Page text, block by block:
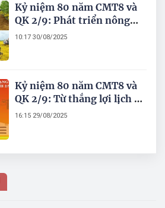
Kỷ niệm 80 năm CMT8 và
QK 2/9: Phát triển nông
nghiệp, nông dân, nông
10:17 30/08/2025
Kỷ niệm 80 năm CMT8 và
QK 2/9: Từ thắng lợi lịch sử
tạo bước đột phá phát triển
16:15 29/08/2025